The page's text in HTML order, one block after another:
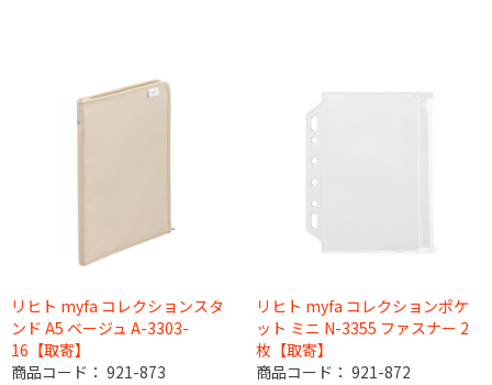
リヒト myfa コレクションスタ
ンド A5 ベージュ A-3303-
16【取寄】
商品コード： 921-873
リヒト myfa コレクションポケ
ット ミニ N-3355 ファスナー 2
枚【取寄】
商品コード： 921-872